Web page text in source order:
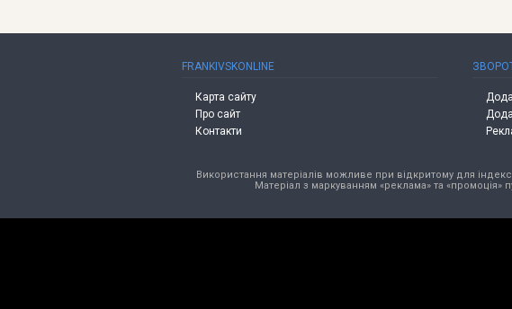
FRANKIVSKONLINE
Карта сайту
Про сайт
Контакти
Використання матеріалів можливе при відкритому для
Матеріал з маркуванням «реклама» та